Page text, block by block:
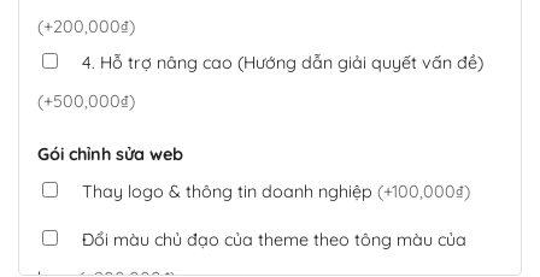
(+200,000₫)
4. Hỗ trợ nâng cao (Hướng dẫn giải quyết vấn đề)
(+500,000₫)
Gói chỉnh sửa web
Thay logo & thông tin doanh nghiệp (+100,000₫)
Đổi màu chủ đạo của theme theo tông màu của